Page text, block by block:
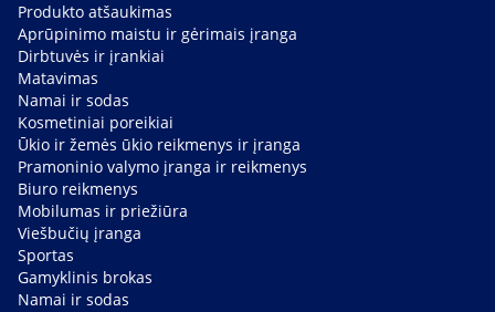
Produkto atšaukimas
Aprūpinimo maistu ir gėrimais įranga
Dirbtuvės ir įrankiai
Matavimas
Namai ir sodas
Kosmetiniai poreikiai
Ūkio ir žemės ūkio reikmenys ir įranga
Pramoninio valymo įranga ir reikmenys
Biuro reikmenys
Mobilumas ir priežiūra
Viešbučių įranga
Sportas
Gamyklinis brokas
Namai ir sodas